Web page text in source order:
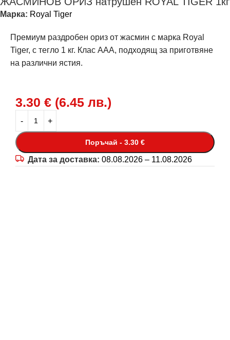
Марка: Royal Tiger
Премиум раздробен ориз от жасмин с марка Royal
Tiger, с тегло 1 кг. Клас AAA, подходящ за приготвяне
на различни ястия.
3.30 € (6.45 лв.)
Поръчай - 3.30 €
Дата за доставка: 08.08.2026 – 11.08.2026